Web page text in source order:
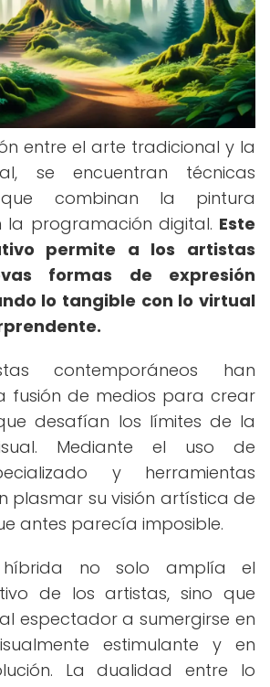
entre el arte tradicional y la
se encuentran técnicas
que combinan la pintura
la programación digital. Este
permite a los artistas
formas de expresión
lo tangible con lo virtual
contemporáneos han
fusión de medios para crear
desafían los límites de la
Mediante el uso de
y herramientas
plasmar su visión artística de
antes parecía imposible.
híbrida no solo amplía el
de los artistas, sino que
espectador a sumergirse en
estimulante y en
La dualidad entre lo